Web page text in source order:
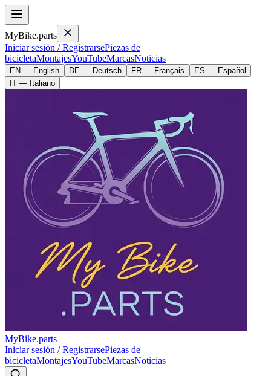
MyBike.parts
Iniciar sesión / RegistrarsePiezas de
bicicletaMontajesYouTubeMarcasNoticias
EN — English DE — Deutsch FR — Français
ES — Español
IT — Italiano
MyBike.parts
Iniciar sesión / RegistrarsePiezas de
bicicletaMontajesYouTubeMarcasNoticias